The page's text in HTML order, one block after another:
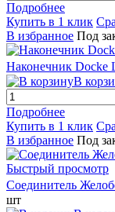
Подробнее
Купить в 1 клик
В избранное Под
Наконечник Docke
В
Подробнее
Купить в 1 клик
В избранное Под
Быстрый просмотр
Соединитель
шт